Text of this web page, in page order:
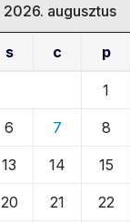
2026. augusztus
s c p
1
6 7 8
13 14 15
20 21 22